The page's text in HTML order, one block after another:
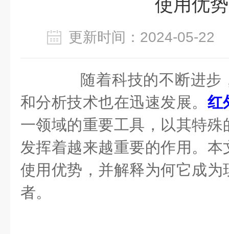
使用优势
更新时间：2024-05-
随着科技的不断进步
和分析技术也在迅速发展。 红
一领域的重要工具，以其特
发挥着越来越重要的作用。
使用优势，并解释为何它成
者。